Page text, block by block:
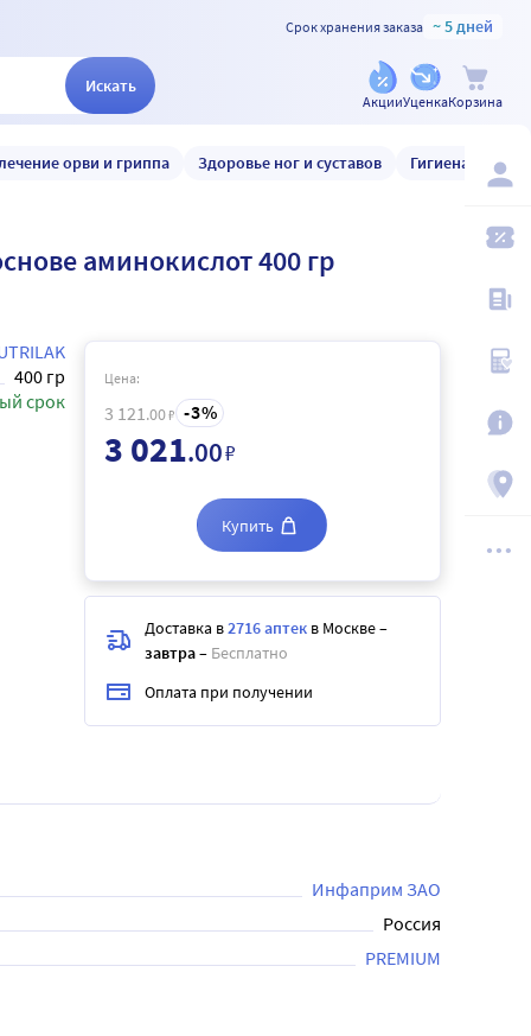
Срок хранения заказа ~ 5 дней
Искать
АкцииУценкаКорзина
орви и гриппа Здоровье ног и суставов Гигиена и уход
аминокислот 400 гр
400 гр
срок
Цена:
3 121 .00₽ 3
3 021.00₽
Купить
Доставка в2716 аптек в Москве–
завтра– Бесплатно
Оплата при получении
Инфаприм ЗАО
Россия
PREMIUM